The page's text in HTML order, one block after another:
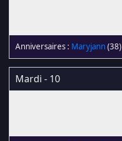
Maryjann(38)
Mardi - 10